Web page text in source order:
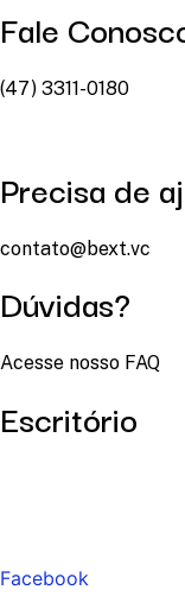
Fale
(47) 3311-0180
Precisa de
contato@bext.vc
Dúvidas?
Acesse nosso FAQ
Escritório
Facebook